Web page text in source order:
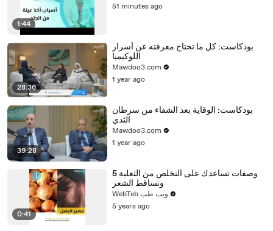
1:44
51 minutes ago
28:36
بودكاست: كل ما تحتاج معرفته عن أسرار
اللوكيميا
Mawdoo3.com
1 year ago
39:28
بودكاست: الوقاية بعد الشفاء من سرطان
الثدي
Mawdoo3.com
1 year ago
0:41
5 وصفات تساعدك على التخلص من الثعلبة
وتساقط الشعر
WebTeb ويب طب
5 years ago